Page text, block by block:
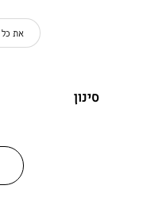
את כל
סינון